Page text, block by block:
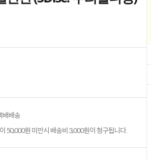
배배송
50,000원 미만시 배송비 3,000원이 청구됩니다.